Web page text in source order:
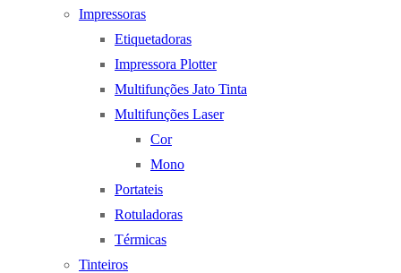
Impressoras
Etiquetadoras
Impressora Plotter
Multifunções Jato Tinta
Multifunções Laser
Cor
Mono
Portateis
Rotuladoras
Térmicas
Tinteiros